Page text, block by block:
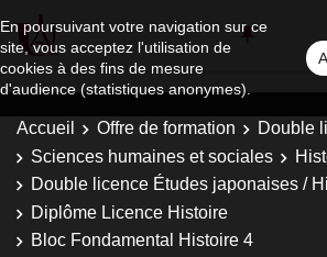
En poursuivant votre navigation sur ce
site, vous acceptez l'utilisation de
cookies à des fins de mesure
d'audience (statistiques anonymes).
Accueil Offre de formation
Double
Sciences humaines et sociales
Double licence Études japonaises /
Diplôme Licence Histoire
Bloc Fondamental Histoire 4